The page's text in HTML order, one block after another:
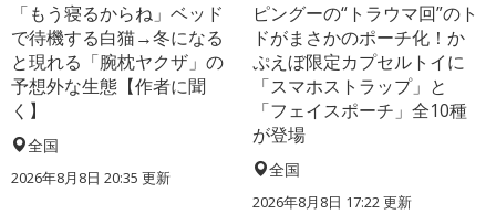
「もう寝るからね」ベッド
で待機する白猫→冬になる
と現れる「腕枕ヤクザ」の
予想外な生態【作者に聞
く】
全国
2026年8月8日 20:35 更新
ピングーの“トラウマ回”のト
ドがまさかのポーチ化！か
ぷえぼ限定カプセルトイに
「スマホストラップ」と
「フェイスポーチ」全10種
が登場
全国
2026年8月8日 17:22更新